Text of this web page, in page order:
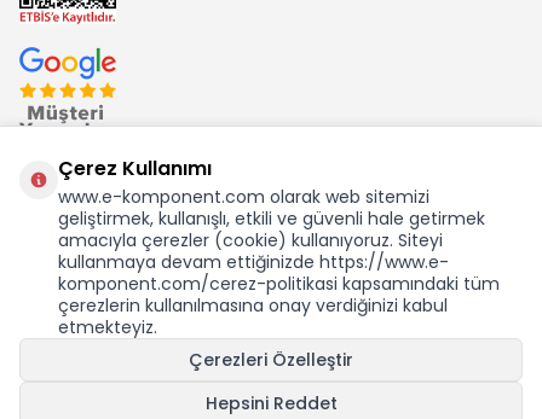
Ekom Elk. Elektronik San. ve Tic. A.Ş.'nin Tescilli Bir Markasıdır
Çerez Kullanımı
www.e-komponent.com olarak web sitemizi
geliştirmek, kullanışlı, etkili ve güvenli hale getirmek
amacıyla çerezler (cookie) kullanıyoruz. Siteyi
kullanmaya devam ettiğinizde https://www.e-
komponent.com/cerez-politikasi kapsamındaki tüm
çerezlerin kullanılmasına onay verdiğinizi kabul
etmekteyiz.
Çerezleri Özelleştir
Hepsini Reddet